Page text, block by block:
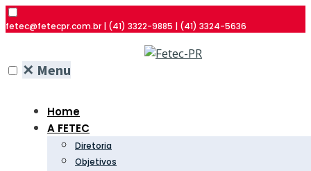
fetec@fetecpr.com.br | (41) 3322-9885 | (41) 3324-5636
✕ Menu
Home
A FETEC
Diretoria
Objetivos